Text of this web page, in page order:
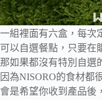
一組裡面有六盒，每次
可以自選餐點，只要在
那如果都沒有特別自選
因為NISORO的食材都
會是希望你收到產品後